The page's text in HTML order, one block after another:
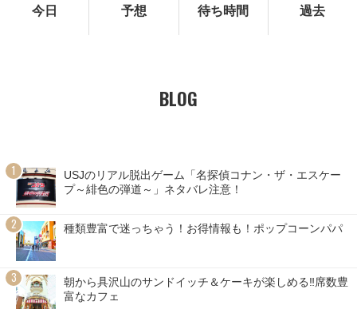
今日 予想 待ち時間 過去
BLOG
USJのリアル脱出ゲーム「名探偵コナン・ザ・エスケー
プ～緋色の弾道～」ネタバレ注意！
種類豊富で迷っちゃう！お得情報も！ポップコーンパパ
朝から具沢山のサンドイッチ＆ケーキが楽しめる‼席数豊
富なカフェ